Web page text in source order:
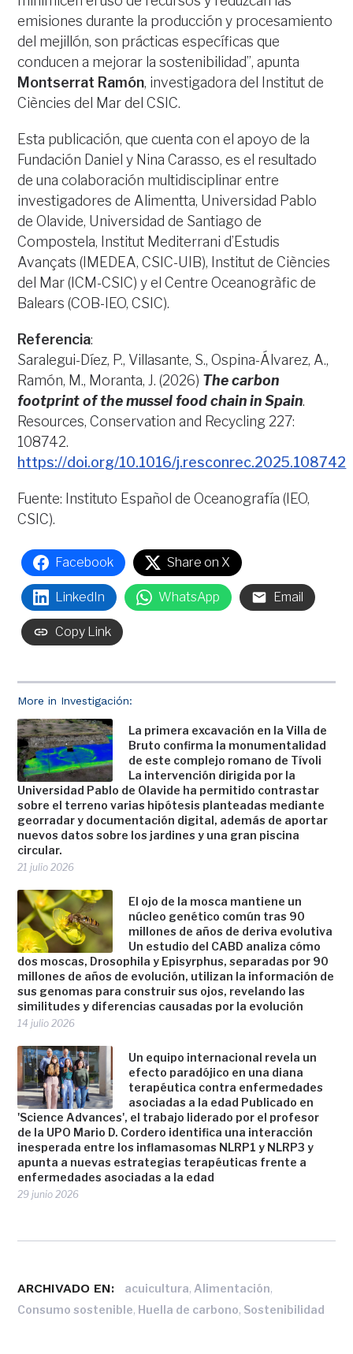
More in Investigación:
La primera excavación en la Villa de
Bruto confirma la monumentalidad
de este complejo romano de Tívoli
La intervención dirigida por la
Universidad Pablo de Olavide ha permitido contrastar
sobre el terreno varias hipótesis planteadas mediante
georradar y documentación digital, además de aportar
nuevos datos sobre los jardines y una gran piscina
circular.
21 julio 2026
El ojo de la mosca mantiene un
núcleo genético común tras 90
millones de años de deriva evolutiva
Un estudio del CABD analiza cómo
dos moscas, Drosophila y Episyrphus, separadas por 90
millones de años de evolución, utilizan la información de
sus genomas para construir sus ojos, revelando las
similitudes y diferencias causadas por la evolución
14 julio 2026
Un equipo internacional revela un
efecto paradójico en una diana
terapéutica contra enfermedades
asociadas a la edad Publicado en
'Science Advances', el trabajo liderado por el profesor
de la UPO Mario D. Cordero identifica una interacción
inesperada entre los inflamasomas NLRP1 y NLRP3 y
apunta a nuevas estrategias terapéuticas frente a
enfermedades asociadas a la edad
29 junio 2026
emisiones durante la producción y procesamiento
del mejillón, son prácticas específicas que
conducen a mejorar la sostenibilidad”, apunta
Montserrat Ramón, investigadora del Institut de
Ciències del Mar del CSIC.
Esta publicación, que cuenta con el apoyo de la
Fundación Daniel y Nina Carasso, es el resultado
de una colaboración multidisciplinar entre
investigadores de Alimentta, Universidad Pablo
de Olavide, Universidad de Santiago de
Compostela, Institut Mediterrani d’Estudis
Avançats (IMEDEA, CSIC-UIB), Institut de Ciències
del Mar (ICM-CSIC) y el Centre Oceanogràfic de
Balears (COB-IEO, CSIC).
Referencia:
Saralegui-Díez, P., Villasante, S., Ospina-Álvarez, A.,
Ramón, M., Moranta, J. (2026) The carbon
footprint of the mussel food chain in Spain.
Resources, Conservation and Recycling 227:
108742.
https://doi.org/10.1016/j.resconrec.2025.108742
Fuente: Instituto Español de Oceanografía (IEO,
CSIC).
Facebook Share on X
LinkedIn WhatsApp Email
Copy Link
ARCHIVADO EN: acuicultura,Alimentación,
Consumo sostenible, Huella de carbono, Sostenibilidad